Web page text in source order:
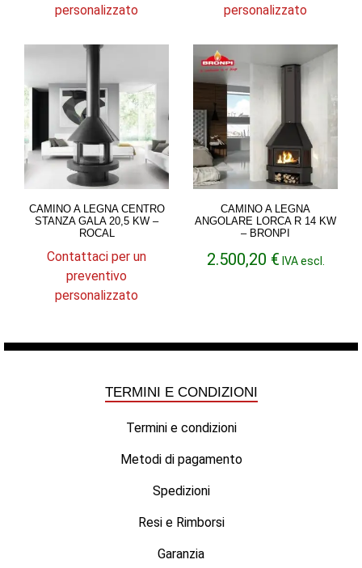
personalizzato
personalizzato
CAMINO A LEGNA CENTRO
STANZA GALA 20,5 KW –
ROCAL
Contattaci per un
preventivo
personalizzato
CAMINO A LEGNA
ANGOLARE LORCA R 14 KW
– BRONPI
2.500,20 € IVA escl.
TERMINI E CONDIZIONI
Termini e condizioni
Metodi di pagamento
Spedizioni
Resi e Rimborsi
Garanzia